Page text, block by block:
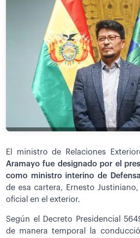
El ministro de Relaciones
Aramayo fue designado por el
como ministro interino de Defensa
de esa cartera, Ernesto
oficial en el exterior.
Según el Decreto Presidencial
de manera temporal la